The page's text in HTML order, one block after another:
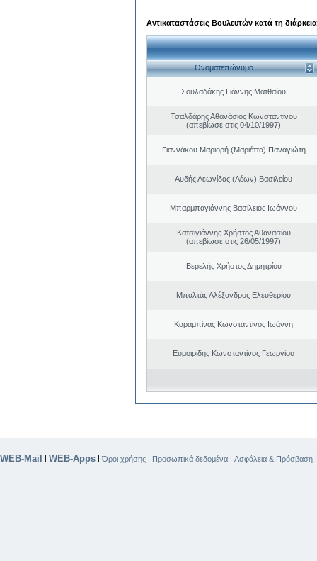
Αντικαταστάσεις Βουλευτών κατά τη
Ονοματεπώνυμο
Σουλαδάκης Γιάννης Ματθαίου
Τσαλδάρης Αθανάσιος Κωνσταντίνου
(απεβίωσε στις 04/10/1997)
Γιαννάκου Μαριορή (Μαριέττα) Παναγιώτη
Αυδής Λεωνίδας (Λέων) Βασιλείου
Μπαρμπαγιάννης Βασίλειος Ιωάννου
Κατσιγιάννης Χρήστος Αθανασίου
(απεβίωσε στις 26/05/1997)
Βερελής Χρήστος Δημητρίου
Μπαλτάς Αλέξανδρος Ελευθερίου
Καραμπίνας Κωνσταντίνος Ιωάννη
Ευμοιρίδης Κωνσταντίνος Γεωργίου
WEB-Mail | WEB-Apps |Όροι χρήσης | Προσωπικά δεδομένα | Ασφάλεια & Πρόσβαση